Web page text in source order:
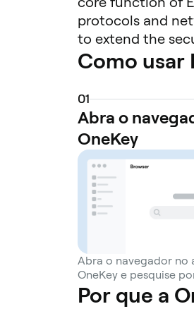
protocols and
to extend the
(AVS). These
sequencers. By
security needs, a
for new projects
EigenDA, a data
restaking offers
increased
support. This
for failing to
connecting
extending the
Como usar
01
Abra o
OneKey
Abra o navegador no
OneKey e pesquise
Por que a